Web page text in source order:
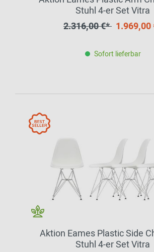
Stuhl 4-er Set Vitra
2.316,00 €* 1.969,00
Sofort lieferbar
Aktion Eames Plastic Side
Stuhl 4-er Set Vitra